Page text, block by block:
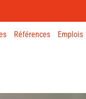
Références Emplois